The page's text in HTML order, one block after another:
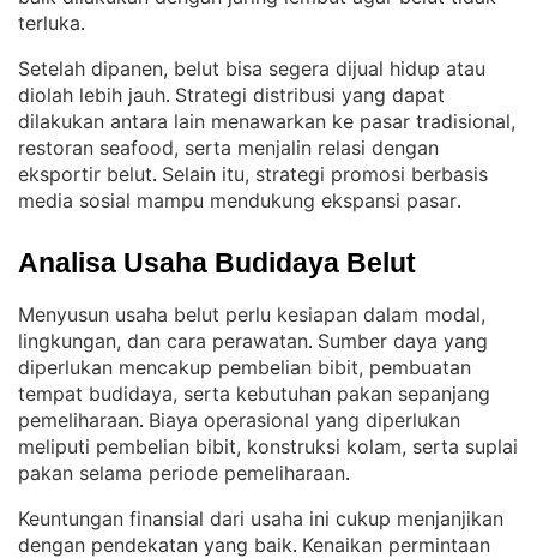
terluka.
Setelah dipanen, belut bisa segera dijual hidup atau
diolah lebih jauh. Strategi distribusi yang dapat
dilakukan antara lain menawarkan ke pasar tradisional,
restoran seafood, serta menjalin relasi dengan
eksportir belut. Selain itu, strategi promosi berbasis
media sosial mampu mendukung ekspansi pasar.
Analisa Usaha Budidaya Belut
Menyusun usaha belut perlu kesiapan dalam modal,
lingkungan, dan cara perawatan. Sumber daya yang
diperlukan mencakup pembelian bibit, pembuatan
tempat budidaya, serta kebutuhan pakan sepanjang
pemeliharaan. Biaya operasional yang diperlukan
meliputi pembelian bibit, konstruksi kolam, serta suplai
pakan selama periode pemeliharaan.
Keuntungan finansial dari usaha ini cukup menjanjikan
dengan pendekatan yang baik. Kenaikan permintaan